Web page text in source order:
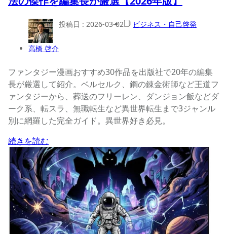
高橋 啓介
投稿日 : 2026-03-02 ビジネス・自己啓発
ファンタジー漫画おすすめ30作品を出版社で20年の編集
長が厳選して紹介。ベルセルク、鋼の錬金術師など王道フ
ァンタジーから、葬送のフリーレン、ダンジョン飯などダ
ーク系、転スラ、無職転生など異世界転生まで3ジャンル
別に網羅した完全ガイド。異世界好き必見。
続きを読む